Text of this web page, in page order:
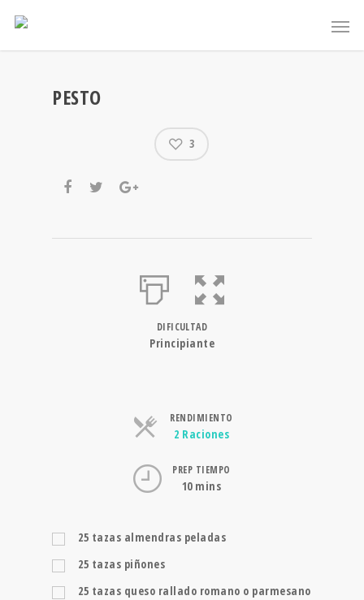
PESTO
3
DIFICULTAD
Principiante
RENDIMIENTO
2 RacionesRaciones
PREP TIEMPO
10 mins
25 tazas almendras peladas
25 tazas piñones
25 tazas queso rallado romano o parmesano